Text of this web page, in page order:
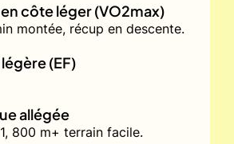
côte léger (VO2max)
montée, récup en descente.
(EF)
allégée
800 m+ terrain facile.